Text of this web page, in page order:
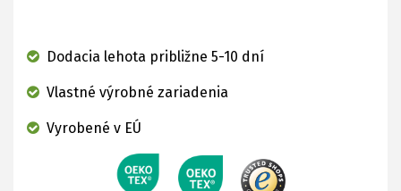
Dodacia lehota približne 5-10 dní
Vlastné výrobné zariadenia
Vyrobené v EÚ